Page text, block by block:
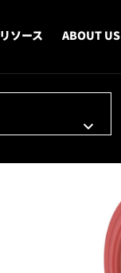
リソース ABOUT US